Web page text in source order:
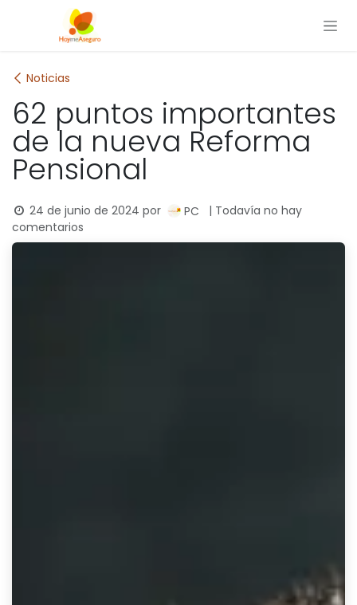
Ir al contenido
Noticias
62 puntos importantes
de la nueva Reforma
Pensional
24 de junio de 2024 por PC
| Todavía no hay
comentarios